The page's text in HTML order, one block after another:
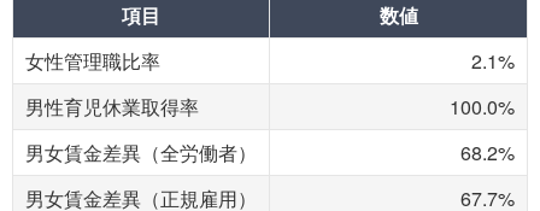
項目
数値
女性管理職比率
2.1%
男性育児休業取得率
100.0%
男女賃金差異（全労働者）
68.2%
男女賃金差異（正規雇用）
67.7%